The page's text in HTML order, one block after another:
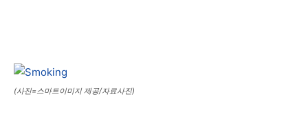
(사진=스마트이미지 제공/자료사진)